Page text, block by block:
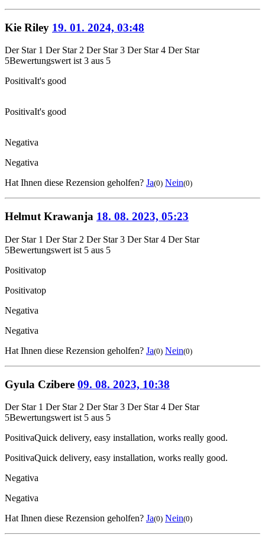
Kie Riley 19. 01. 2024, 03:48
Der Star 1 Der Star 2 Der Star 3 Der Star 4 Der Star
5Bewertungswert ist 3 aus 5
PositivaIt's good
PositivaIt's good
Negativa
Negativa
Hat Ihnen diese Rezension geholfen? Ja(0) Nein(0)
Helmut Krawanja 18. 08. 2023, 05:23
Der Star 1 Der Star 2 Der Star 3 Der Star 4 Der Star
5Bewertungswert ist 5 aus 5
Positivatop
Positivatop
Negativa
Negativa
Hat Ihnen diese Rezension geholfen? Ja(0) Nein(0)
Gyula Czibere 09. 08. 2023, 10:38
Der Star 1 Der Star 2 Der Star 3 Der Star 4 Der Star
5Bewertungswert ist 5 aus 5
PositivaQuick delivery, easy installation, works really good.
PositivaQuick delivery, easy installation, works really good.
Negativa
Negativa
Hat Ihnen diese Rezension geholfen? Ja(0) Nein(0)